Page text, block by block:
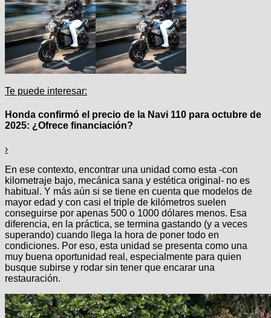
Te puede interesar:
Honda confirmó el precio de la Navi 110 para octubre de
2025: ¿Ofrece financiación?
›
En ese contexto, encontrar una unidad como esta -con
kilometraje bajo, mecánica sana y estética original- no es
habitual. Y más aún si se tiene en cuenta que modelos de
mayor edad y con casi el triple de kilómetros suelen
conseguirse por apenas 500 o 1000 dólares menos. Esa
diferencia, en la práctica, se termina gastando (y a veces
superando) cuando llega la hora de poner todo en
condiciones. Por eso, esta unidad se presenta como una
muy buena oportunidad real, especialmente para quien
busque subirse y rodar sin tener que encarar una
restauración.